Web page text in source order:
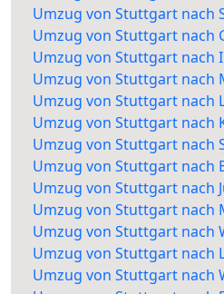
Umzug von Stuttgart nach
Umzug von Stuttgart nach
Umzug von Stuttgart nach
Umzug von Stuttgart nach
Umzug von Stuttgart nach
Umzug von Stuttgart nach
Umzug von Stuttgart nach
Umzug von Stuttgart nach
Umzug von Stuttgart nach
Umzug von Stuttgart nach
Umzug von Stuttgart nach
Umzug von Stuttgart nach
Umzug von Stuttgart nach